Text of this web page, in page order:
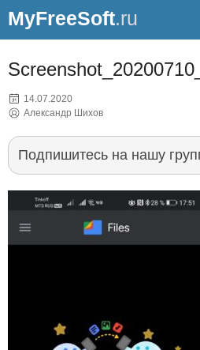
MyFreeSoft.ru
14.07.2020
Александр Шихов
Подпишитесь на нашу